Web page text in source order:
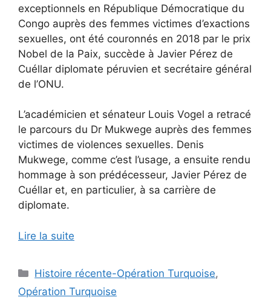
exceptionnels en République Démocratique du
Congo auprès des femmes victimes d’exactions
sexuelles, ont été couronnés en 2018 par le prix
Nobel de la Paix, succède à Javier Pérez de
Cuéllar diplomate péruvien et secrétaire général
de l’ONU.
L’académicien et sénateur Louis Vogel a retracé
le parcours du Dr Mukwege auprès des femmes
victimes de violences sexuelles. Denis
Mukwege, comme c’est l’usage, a ensuite rendu
hommage à son prédécesseur, Javier Pérez de
Cuéllar et, en particulier, à sa carrière de
diplomate.
Lire la suite
Catégories
Histoire récente-Opération Turquoise,
Opération Turquoise